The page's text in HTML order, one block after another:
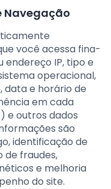
Navegação
você acessa fina-
endereço IP, tipo e
operacional,
data e horário de
em cada
e outros dados
são
identificação de
de fraudes,
e melhoria
do site.